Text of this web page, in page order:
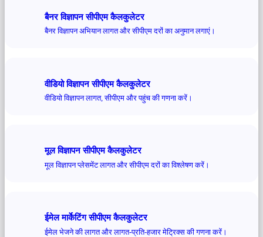
बैनर विज्ञापन सीपीएम कैलकुलेटर
बैनर विज्ञापन अभियान लागत और सीपीएम दरों का अनुमान लगाएं।
वीडियो विज्ञापन सीपीएम कैलकुलेटर
वीडियो विज्ञापन लागत, सीपीएम और पहुंच की गणना करें।
मूल विज्ञापन सीपीएम कैलकुलेटर
मूल विज्ञापन प्लेसमेंट लागत और सीपीएम दरों का विश्लेषण करें।
ईमेल मार्केटिंग सीपीएम कैलकुलेटर
ईमेल भेजने की लागत और लागत-प्रति-हजार मेट्रिक्स की गणना करें।